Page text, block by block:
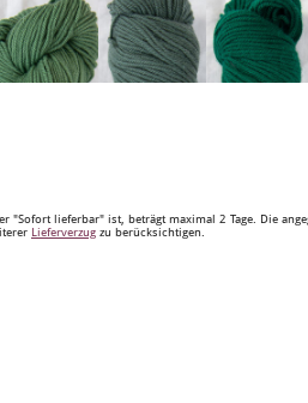
"Sofort lieferbar" ist, beträgt maximal 2 Tage. Die
Lieferverzug zu berücksichtigen.